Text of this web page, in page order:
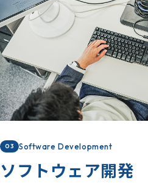
03 Software Development
ソフトウェア開発